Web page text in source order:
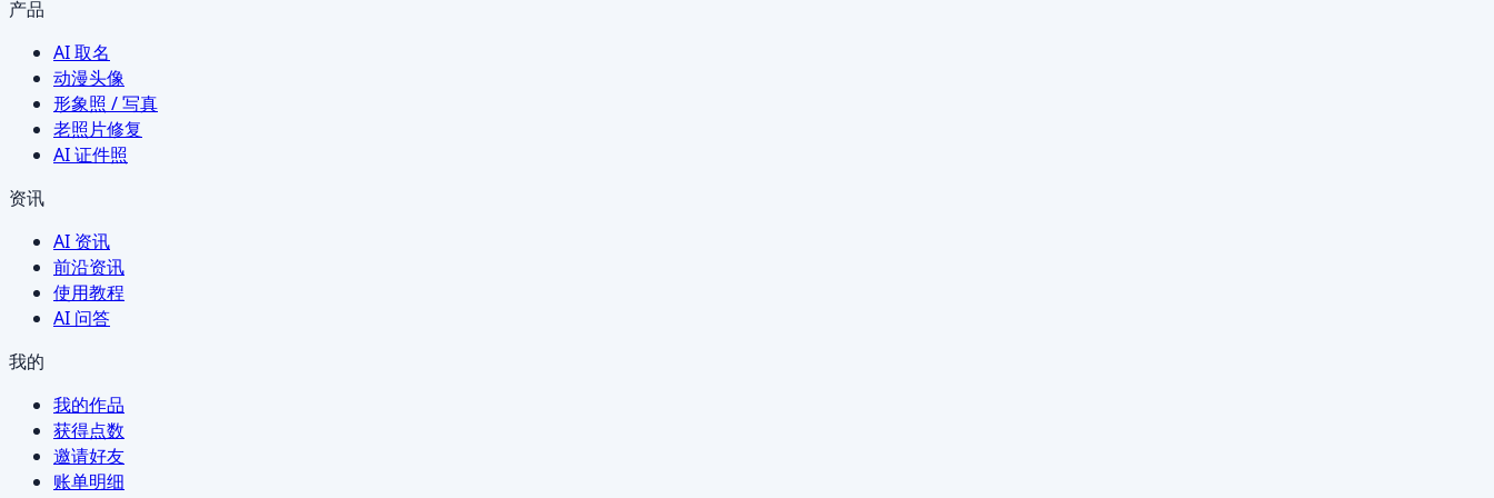
产品
AI 取名
动漫头像
形象照 / 写真
老照片修复
AI 证件照
资讯
AI 资讯
前沿资讯
使用教程
AI 问答
我的
我的作品
获得点数
邀请好友
账单明细